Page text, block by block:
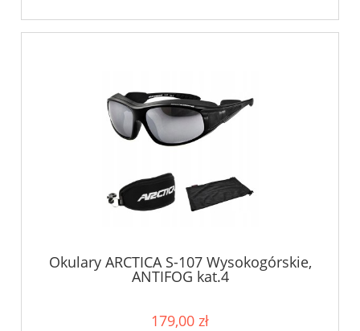
Okulary ARCTICA S-107 Wysokogórskie,
ANTIFOG kat.4
179,00 zł